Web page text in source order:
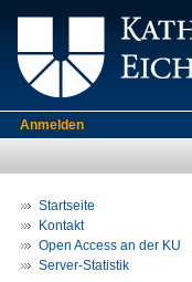
Anmelden
Startseite
Kontakt
Open Access an der KU
Server-Statistik